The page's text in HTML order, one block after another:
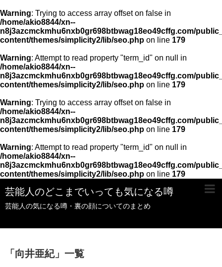
Warning: Trying to access array offset on false in
/home/akio8844/xn--
n8j3azcmckmhu6nxb0gr698btbwag18eo49cffg.com/
content/themes/simplicity2/lib/seo.php on line 179
Warning: Attempt to read property "term_id" on null in
/home/akio8844/xn--
n8j3azcmckmhu6nxb0gr698btbwag18eo49cffg.com/
content/themes/simplicity2/lib/seo.php on line 179
Warning: Trying to access array offset on false in
/home/akio8844/xn--
n8j3azcmckmhu6nxb0gr698btbwag18eo49cffg.com/
content/themes/simplicity2/lib/seo.php on line 179
Warning: Attempt to read property "term_id" on null in
/home/akio8844/xn--
n8j3azcmckmhu6nxb0gr698btbwag18eo49cffg.com/
content/themes/simplicity2/lib/seo.php on line 179
芸能人のどこまでいっても気になる噂
芸能人の気になる噂・裏の顔についてのまとめ
「 向井亜紀」 一覧